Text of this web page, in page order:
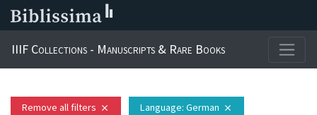
IIIF Collections - Manuscripts & Rare Books
Remove all filters close Language: German close